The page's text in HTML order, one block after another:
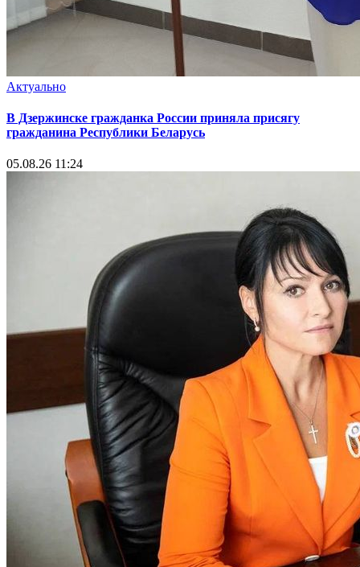
Актуально
В Дзержинске гражданка России приняла присягу
гражданина Республики Беларусь
05.08.26 11:24